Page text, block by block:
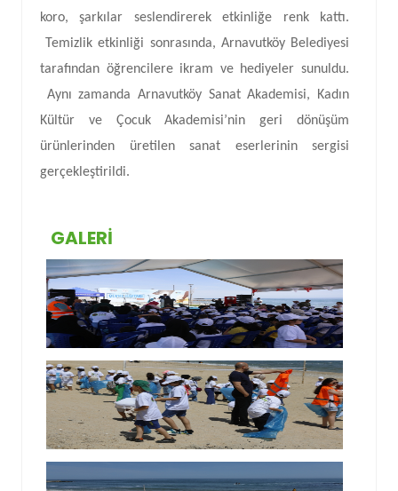
koro, şarkılar seslendirerek etkinliğe renk kattı.
Temizlik etkinliği sonrasında, Arnavutköy Belediyesi
tarafından öğrencilere ikram ve hediyeler sunuldu.
Aynı zamanda Arnavutköy Sanat Akademisi, Kadın
Kültür ve Çocuk Akademisi’nin geri dönüşüm
ürünlerinden üretilen sanat eserlerinin sergisi
gerçekleştirildi.
GALERI